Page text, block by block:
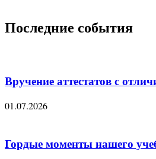
Последние события
Вручение аттестатов с
01.07.2026
Гордые моменты нашего